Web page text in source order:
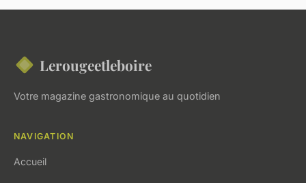
Lerougeetleboire
Votre magazine gastronomique au quotidien
NAVIGATION
Accueil